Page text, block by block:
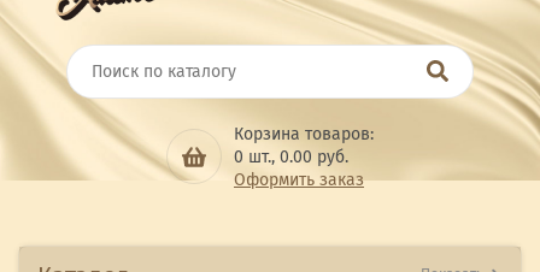
Корзина товаров:
0 шт., 0.00 руб.
Оформить заказ